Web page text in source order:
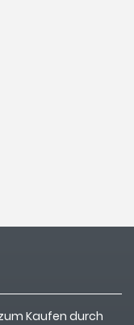
Kaufen durch